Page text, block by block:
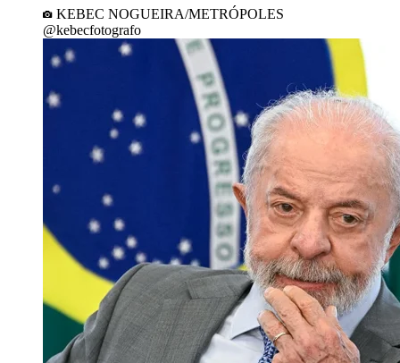
KEBEC NOGUEIRA/METRÓPOLES
@kebecfotografo